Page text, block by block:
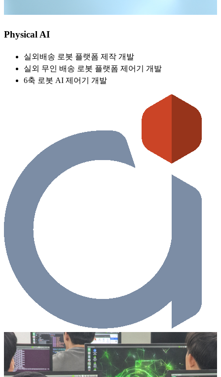
Physical AI
실외배송 로봇 플랫폼 제작 개발
실외 무인 배송 로봇 플랫폼 제어기 개발
6축 로봇 AI 제어기 개발